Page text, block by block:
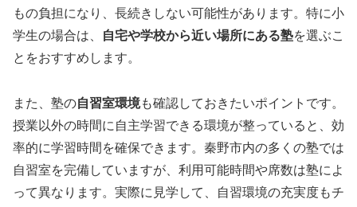
もの負担になり、長続きしない可能性があります。特に小
学生の場合は、
自宅や学校から近い場所にある塾を選ぶこ
とをおすすめします。
また、塾の自習室環境も確認しておきたいポイントです。
授業以外の時間に自主学習できる環境が整っていると、効
率的に学習時間を確保できます。秦野市内の多くの塾では
自習室を完備していますが、利用可能時間や席数は塾によ
って異なります。実際に見学して、自習環境の充実度もチ